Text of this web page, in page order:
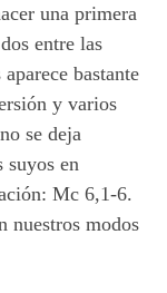
una primera
entre las
bastante
y varios
se deja
en
Mc 6,1-6.
nuestros modos